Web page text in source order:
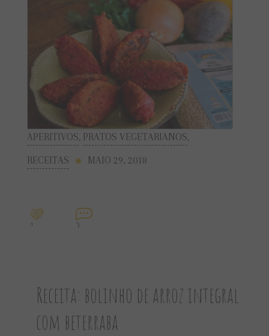
APERITIVOS, PRATOS VEGETARIANOS,
RECEITAS MAIO 29, 2018
1 0
Receita: bolinho de arroz integral
com beterraba